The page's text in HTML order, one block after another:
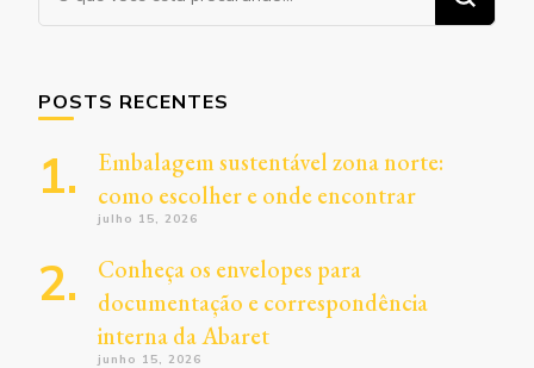
algo?
POSTS RECENTES
Embalagem sustentável zona norte:
como escolher e onde encontrar
julho 15, 2026
Conheça os envelopes para
documentação e correspondência
interna da Abaret
junho 15, 2026